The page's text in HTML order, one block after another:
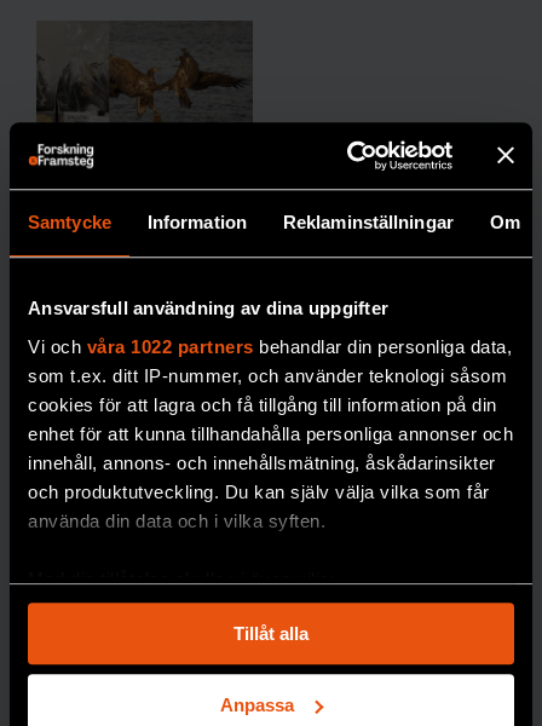
Samtycke Information Reklaminställningar Om
Ansvarsfull användning av dina uppgifter
Vi och våra 1022 partners behandlar din personliga data,
som t.ex. ditt IP-nummer, och använder teknologi såsom
cookies för att lagra och få tillgång till information på din
enhet för att kunna tillhandahålla personliga annonser och
innehåll, annons- och innehållsmätning, åskådarinsikter
och produktutveckling. Du kan själv välja vilka som får
använda din data och i vilka syften.
Med din tillåtelse skulle vi även vilja:
som kan ha en noggrannhet på upp till flera meter
Identifiera din enhet genom att aktivt skanna den
för specifika kännetecken (fingeravtryck)
Tillåt alla
Anpassa
Nytt
frysrum på
Naturhistor
iska säkrar
forskning
om
miljögifter
Miljöprovbanken vid
Naturhistoriska
riksmuseet är en av
världens äldsta och
behöver den byggas
PREMIUM GIFTER